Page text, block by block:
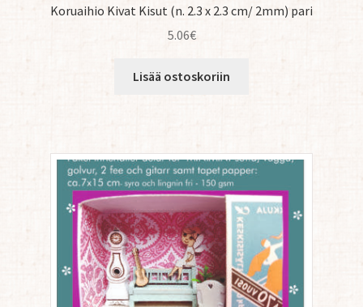
Koruaihio Kivat Kisut (n. 2.3 x 2.3 cm/ 2mm) pari
5.06€
Lisää ostoskoriin